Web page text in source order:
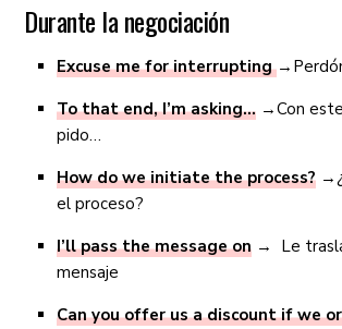
Durante la negociación
Excuse me for interrupting
To that end, I’m asking… →Con
pido…
How do we initiate the process?
el proceso?
I’ll pass the message on → Le
mensaje
Can you offer us a discount if we